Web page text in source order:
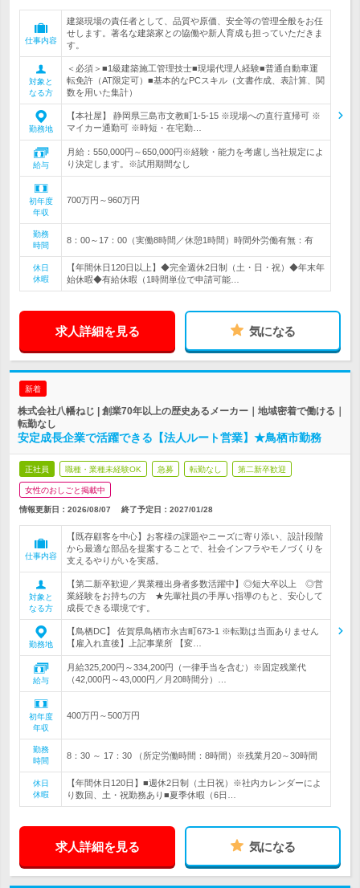
仕事内容
建築現場の責任者として、品質や原価、安全等の管理全般をお任
せします。著名な建築家との協働や新人育成も担っていただきま
す。
対象と
なる方
＜必須＞■1級建築施工管理技士■現場代理人経験■普通自動車運
転免許（AT限定可）■基本的なPCスキル（文書作成、表計算、関
数を用いた集計）
勤務地
【本社屋】 静岡県三島市文教町1-5-15 ※現場への直行直帰可 ※
マイカー通勤可 ※時短・在宅勤…
給与
月給：550,000円～650,000円※経験・能力を考慮し当社規定によ
り決定します。※試用期間なし
初年度
年収
700万円～960万円
勤務
時間
8：00～17：00（実働8時間／休憩1時間）時間外労働有無：有
休日
休暇
【年間休日120日以上】◆完全週休2日制（土・日・祝）◆年末年
始休暇◆有給休暇（1時間単位で申請可能…
求人詳細を見る 気になる
新着
株式会社八幡ねじ | 創業70年以上の歴史あるメーカー｜地域密着で働ける｜
転勤なし
安定成長企業で活躍できる【法人ルート営業】★鳥栖市勤務
正社員 職種・業種未経験OK 急募 転勤なし 第二新卒歓迎
女性のおしごと掲載中
情報更新日：2026/08/07 終了予定日： 2027/01/28
仕事内容
【既存顧客を中心】お客様の課題やニーズに寄り添い、設計段階
から最適な部品を提案することで、社会インフラやモノづくりを
支えるやりがいを実感。
対象と
なる方
【第二新卒歓迎／異業種出身者多数活躍中】◎短大卒以上 ◎営
業経験をお持ちの方 ★先輩社員の手厚い指導のもと、安心して
成長できる環境です。
勤務地
【鳥栖DC】 佐賀県鳥栖市永吉町673-1 ※転勤は当面ありません
【雇入れ直後】上記事業所 【変…
給与
月給325,200円～334,200円（一律手当を含む）※固定残業代
（42,000円～43,000円／月20時間分）…
初年度
年収
400万円～500万円
勤務
時間
8：30 ～ 17：30 （所定労働時間：8時間）※残業月20～30時間
休日
休暇
【年間休日120日】■週休2日制（土日祝）※社内カレンダーによ
り数回、土・祝勤務あり■夏季休暇（6日…
求人詳細を見る 気になる